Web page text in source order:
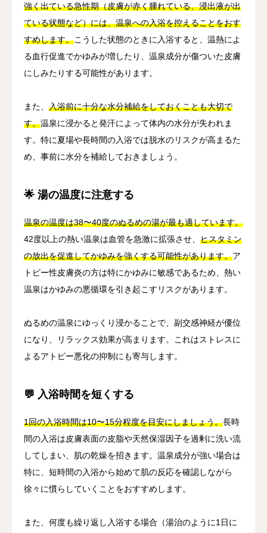
強く出ている急性期（皮膚が赤く腫れている、浸出液が出
ている状態など）には、温泉への入浴を控えることをおす
すめします。こうした状態のときに入浴すると、温熱によ
る血行促進でかゆみが増したり、温泉成分が傷ついた皮膚
にしみたりする可能性があります。
また、 入浴前に十分な水分補給をしておくことも大切で
す。温泉に浸かると発汗によって体内の水分が失われま
す。特に夏場や長時間の入浴では脱水のリスクが高まるた
め、事前に水分を補給しておきましょう。
🌟 湯の温度に注意する
温泉の温度は38〜40度のぬるめの湯が最も適しています。
42度以上の熱い温泉は血管を急激に拡張させ、 ヒスタミン
の放出を促進してかゆみを強くする可能性があります。ア
トピー性皮膚炎の方は特にかゆみに敏感であるため、熱い
温泉はかゆみの悪循環を引き起こすリスクがあります。
ぬるめの温泉にゆっくり浸かることで、副交感神経が優位
になり、リラックス効果が高まります。これはストレスに
よるアトピー悪化の抑制にも寄与します。
💬 入浴時間を短くする
1回の入浴時間は10〜15分程度を目安にしましょう。長時
間の入浴は皮膚表面の皮脂や天然保湿因子を過剰に洗い流
してしまい、肌の乾燥を招きます。温泉成分が強い場合は
特に、短時間の入浴から始めて肌の反応を確認しながら
徐々に慣らしていくことをおすすめします。
また、何度も繰り返し入浴する場合（湯治のように1日に